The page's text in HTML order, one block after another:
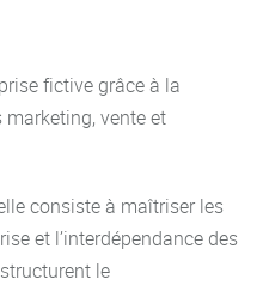
fictive grâce à la
vente et
consiste à maîtriser les
et l’interdépendance des
le